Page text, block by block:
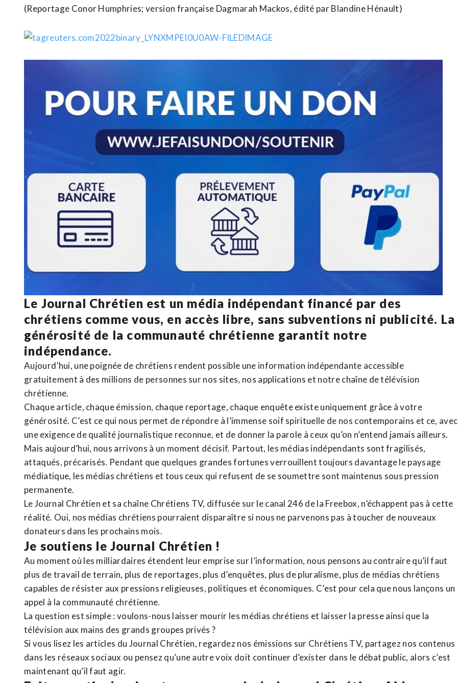
(Reportage Conor Humphries; version française Dagmarah Mackos, édité par Blandine Hénault)
Le Journal Chrétien est un média indépendant financé par des
chrétiens comme vous, en accès libre, sans subventions ni publicité. La
générosité de la communauté chrétienne garantit notre
indépendance.
Aujourd’hui, une poignée de chrétiens rendent possible une information indépendante accessible
gratuitement à des millions de personnes sur nos sites, nos applications et notrechaîne de télévision
chrétienne.
Chaque article, chaque émission, chaque reportage, chaque enquête existe uniquement grâce à votre
générosité. C’est ce qui nous permet de répondre à l’immense soif spirituelle de nos contemporains et ce, avec
une exigence de qualité journalistique reconnue, et de donner la parole à ceux qu’on n’entend jamais ailleurs.
Mais aujourd’hui, nous arrivons à un moment décisif. Partout, les médias indépendants sont fragilisés,
attaqués, précarisés. Pendant que quelques grandes fortunes verrouillent toujours davantage le paysage
médiatique, les médias chrétiens et tous ceux qui refusent de se soumettre sont maintenus sous pression
permanente.
Le Journal Chrétien et sa chaîne Chrétiens TV, diffusée sur le canal 246 de la Freebox, n’échappent pas à cette
réalité. Oui, nos médias chrétiens pourraient disparaître si nous ne parvenons pas à toucher de nouveaux
donateurs dans les prochains mois.
Je soutiens le Journal Chrétien !
Au moment où les milliardaires étendent leur emprise sur l’information, nous pensons au contraire qu’il faut
plus de travail de terrain, plus de reportages, plus d’enquêtes, plus de pluralisme, plus de médias chrétiens
capables de résister aux pressions religieuses, politiques et économiques. C’est pour cela que nous lançons un
appel à la communauté chrétienne.
La question est simple : voulons-nous laisser mourir les médias chrétiens et laisser la presse ainsi que la
télévision aux mains des grands groupes privés ?
Si vous lisez les articles du Journal Chrétien, regardez nos émissions sur Chrétiens TV, partagez nos contenus
dans les réseaux sociaux ou pensez qu’une autre voix doit continuer d’exister dans le débat public, alors c’est
maintenant qu’il faut agir.